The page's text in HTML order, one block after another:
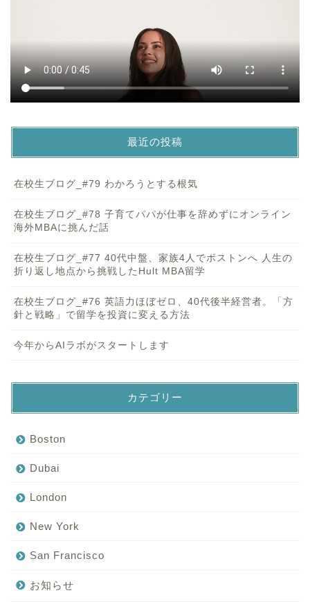
最近の投稿
在校生ブログ_#79 わかろうとする根気
在校生ブログ_#78 子育てパパが仕事を辞めずにオンライン
海外MBAに挑んだ話
在校生ブログ_#77 40代中盤、家族4人でボストンへ 人生の
折り返し地点から挑戦したHult MBA留学
在校生ブログ_#76 英語力ほぼゼロ、40代後半経営者。「方
針と戦略」で留学を投資に変える方法
今年からAIラボがスタートします
カテゴリー
Boston
Dubai
London
New York
San Francisco
お知らせ